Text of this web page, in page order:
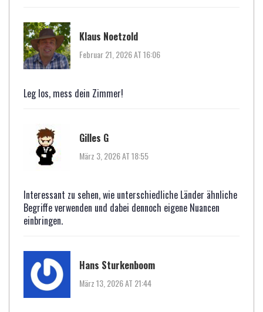
Klaus Noetzold
Februar 21, 2026 AT 16:06
Leg los, mess dein Zimmer!
Gilles G
März 3, 2026 AT 18:55
Interessant zu sehen, wie unterschiedliche Länder ähnliche
Begriffe verwenden und dabei dennoch eigene Nuancen
einbringen.
Hans Sturkenboom
März 13, 2026 AT 21:44